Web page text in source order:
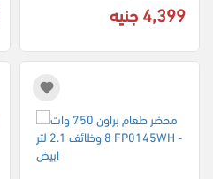
4,399 جنيه